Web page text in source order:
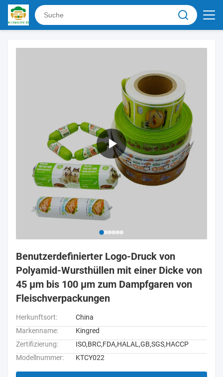
Benutzerdefinierter Logo-Druck von
Polyamid-Wursthüllen mit einer Dicke von
45 µm bis 100 µm zum Dampfgaren von
Fleischverpackungen
Herkunftsort:
China
Markenname:
Kingred
Zertifizierung:
ISO,BRC,FDA,HALAL,GB,SGS,HACCP
Modellnummer:
KTCY022